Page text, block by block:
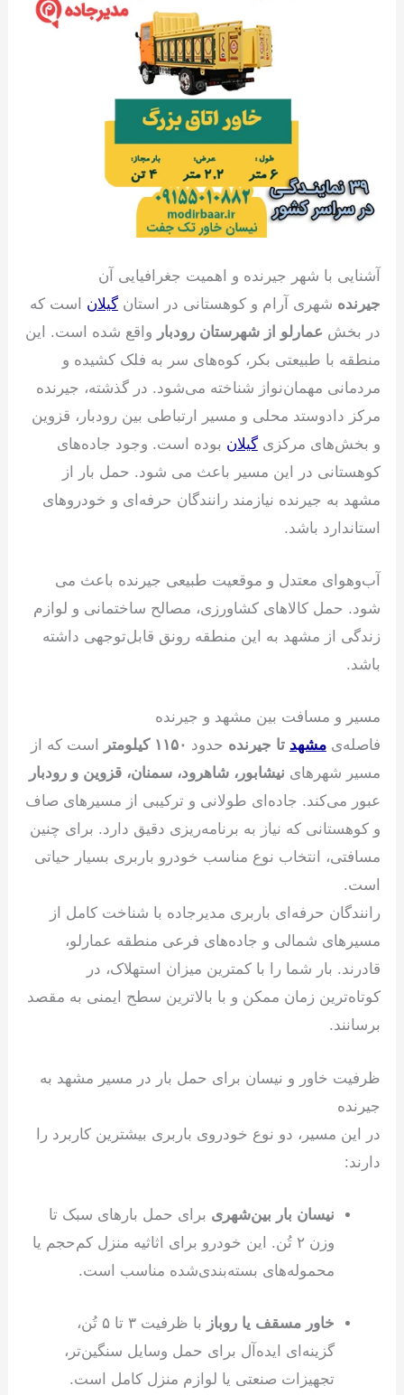
آشنایی با شهر جیرنده و اهمیت جغرافیایی آن
جیرنده شهری آرام و کوهستانی در استانگیلان است که
در بخش عمارلو از شهرستان رودبار واقع شده است. این
منطقه با طبیعتی بکر، کوه‌های سر به فلک کشیده و
مردمانی مهمان‌نواز شناخته می‌شود. در گذشته، جیرنده
مرکز دادوستد محلی و مسیر ارتباطی بین رودبار، قزوین
و بخش‌های مرکزیگیلان بوده است. وجود جاده‌های
کوهستانی در این مسیر باعث می شود. حمل بار از
مشهد به جیرنده نیازمند رانندگان حرفه‌ای و خودروهای
استاندارد باشد.
آب‌وهوای معتدل و موقعیت طبیعی جیرنده باعث می
شود. حمل کالاهای کشاورزی، مصالح ساختمانی و لوازم
زندگی از مشهد به این منطقه رونق قابل‌توجهی داشته
باشد.
مسیر و مسافت بین مشهد و جیرنده
فاصله‌یمشهد تا جیرنده حدود ۱۱۵۰ کیلومتر
است که از
مسیر شهرهای نیشابور، شاهرود، سمنان، قزوین و رودبار
عبور می‌کند. جاده‌ای طولانی و ترکیبی از مسیرهای صاف
و کوهستانی که نیاز به برنامه‌ریزی دقیق دارد. برای چنین
مسافتی، انتخاب نوع مناسب خودرو باربری بسیار حیاتی
است.
رانندگان حرفه‌ای باربری مدیرجاده با شناخت کامل از
مسیرهای شمالی و جاده‌های فرعی منطقه عمارلو،
قادرند. بار شما را با کمترین میزان استهلاک، در
کوتاه‌ترین زمان ممکن و با بالاترین سطح ایمنی به مقصد
برسانند.
ظرفیت خاور و نیسان برای حمل بار در مسیر مشهد به
جیرنده
در این مسیر، دو نوع خودروی باربری بیشترین کاربرد را
دارند:
نیسان بار بین‌شهری برای حمل بارهای سبک تا
وزن ۲ تُن. این خودرو برای اثاثیه منزل کم‌حجم یا
محموله‌های بسته‌بندی‌شده مناسب است.
خاور مسقف یا روباز
با ظرفیت ۳ تا ۵ تُن،
گزینه‌ای ایده‌آل برای حمل وسایل سنگین‌تر،
تجهیزات صنعتی یا لوازم منزل کامل است.